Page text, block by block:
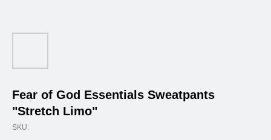
Fear of God Essentials Sweatpants
"Stretch Limo"
SKU: